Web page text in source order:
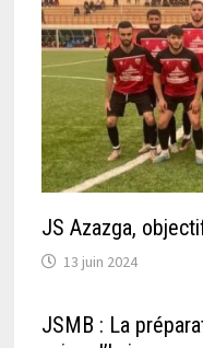
JS Azazga,
13 juin 2024
JSMB : La